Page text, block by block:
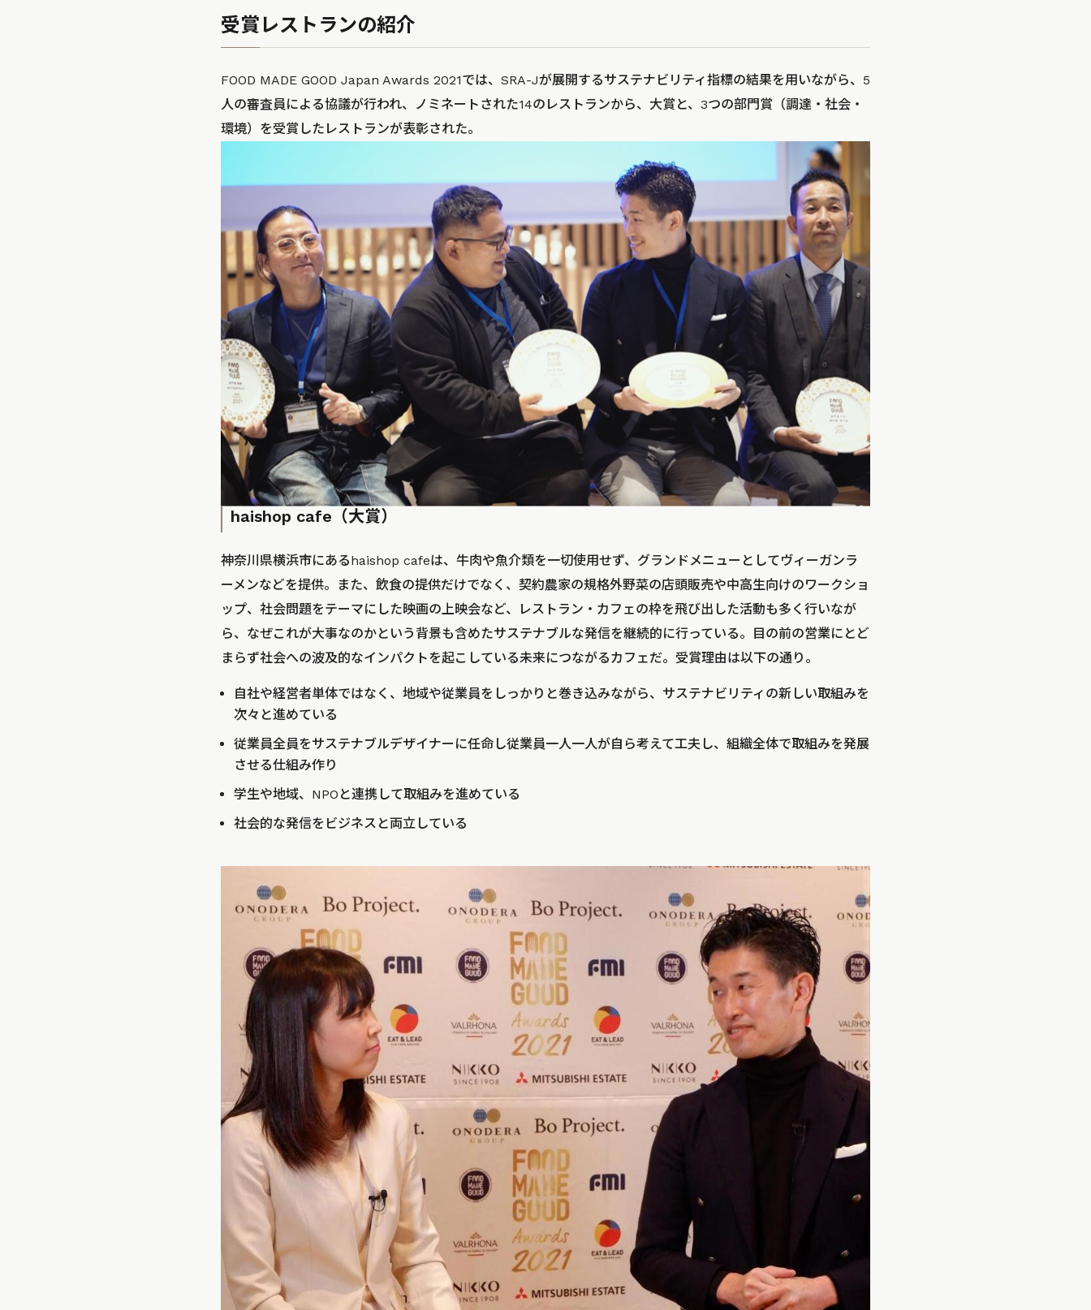
受賞レストランの紹介
FOOD MADE GOOD Japan Awards 2021では、SRA-Jが展開するサステナビリティ指標の結果を用いながら、5
人の審査員による協議が行われ、ノミネートされた14のレストランから、大賞と、3つの部門賞（調達・社会・
環境）を受賞したレストランが表彰された。
haishop cafe（大賞）
神奈川県横浜市にあるhaishop cafeは、牛肉や魚介類を一切使用せず、グランドメニューとしてヴィーガンラ
ーメンなどを提供。また、飲食の提供だけでなく、契約農家の規格外野菜の店頭販売や中高生向けのワークショ
ップ、社会問題をテーマにした映画の上映会など、レストラン・カフェの枠を飛び出した活動も多く行いなが
ら、なぜこれが大事なのかという背景も含めたサステナブルな発信を継続的に行っている。目の前の営業にとど
まらず社会への波及的なインパクトを起こしている未来につながるカフェだ。受賞理由は以下の通り。
自社や経営者単体ではなく、地域や従業員をしっかりと巻き込みながら、サステナビリティの新しい取組みを
次々と進めている
従業員全員をサステナブルデザイナーに任命し従業員一人一人が自ら考えて工夫し、組織全体で取組みを発展
させる仕組み作り
学生や地域、NPOと連携して取組みを進めている
社会的な発信をビジネスと両立している